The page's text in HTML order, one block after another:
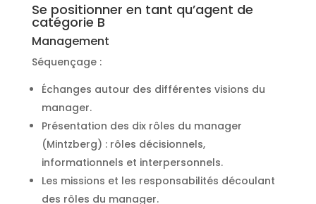
Se positionner en tant qu’agent de
catégorie B
Management
Séquençage :
Échanges autour des différentes visions du
manager.
Présentation des dix rôles du manager
(Mintzberg) : rôles décisionnels,
informationnels et interpersonnels.
Les missions et les responsabilités découlant
des rôles du manager.